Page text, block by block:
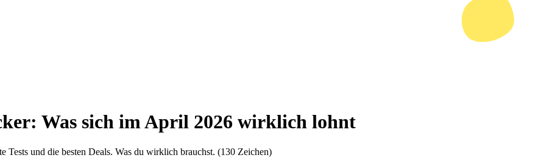
Was sich im April 2026 wirklich lohnt
und die besten Deals. Was du wirklich brauchst. (130 Zeichen)